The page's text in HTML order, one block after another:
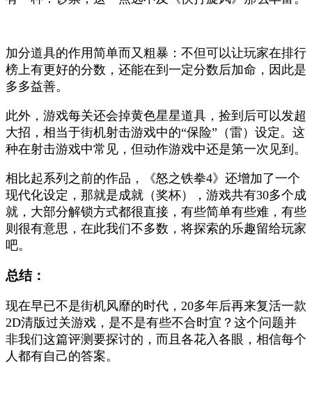
加分道具的作用简单而又粗暴：不但可以让玩家在排行
榜上有更好的分数，还能在到一定分数后加命，因此是
多多益善。
此外，游戏每关还会掉黄色星星道具，捡到后可以发超
大招，相当于街机射击游戏中的“保险”（雷）设定。这
种在射击游戏中常见，但动作游戏中还是第一次见到。
相比起系列之前的作品，《怒之铁拳4》还增加了一个
现代化设定，那就是成就（奖杯），游戏共有30多个成
就，大部分解锁方式都很直接，有些简单有些难，有些
则很有意思，在此我们不多数，将探索的乐趣留给玩家
吧。
总结：
现在早已不是街机风靡的时代，20多年后再来复活一款
2D清版过关游戏，是不是有些不合时宜？这个问题并
非我们这篇评测要探讨的，而且各花入各眼，相信每个
人都有自己的答案。